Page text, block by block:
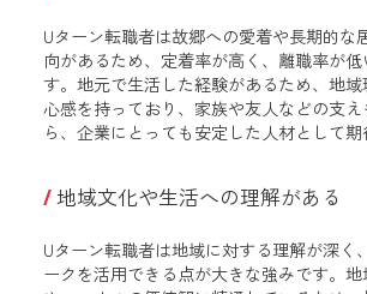
Uターン転職者は故郷への愛着や長期的な
向があるため、定着率が高く、離職率が
す。地元で生活した経験があるため、地
心感を持っており、家族や友人などの支
ら、企業にとっても安定した人材として期
地域文化や生活への理解がある
Uターン転職者は地域に対する理解が深く
ークを活用できる点が大きな強みです。地